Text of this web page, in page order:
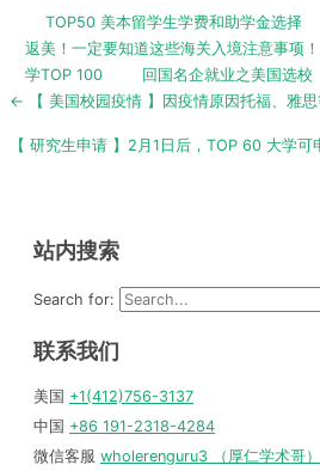
TOP50 美本留学生学费和助学金选择
返美！一定要知道这些海关入境注意事项！
学TOP 100
回国名企就业之美国选校
Post
← 【 美国校园疫情 】因疫情原因托福、雅思
【 研究生申请 】2月1日后，TOP 60 大学
站内搜索
Search for:
联系我们
美国 +1(412)756-3137
中国 +86 191-2318-4284
微信客服 wholerenguru3 （厚仁学术哥）